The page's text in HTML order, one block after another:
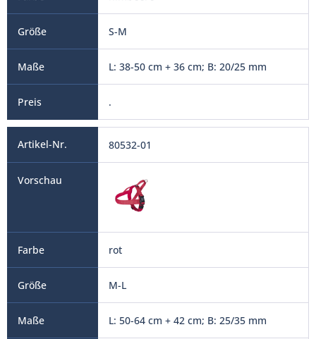
S-M
L: 38-50 cm + 36 cm; B: 20/25 mm
.
80532-01
rot
M-L
L: 50-64 cm + 42 cm; B: 25/35 mm